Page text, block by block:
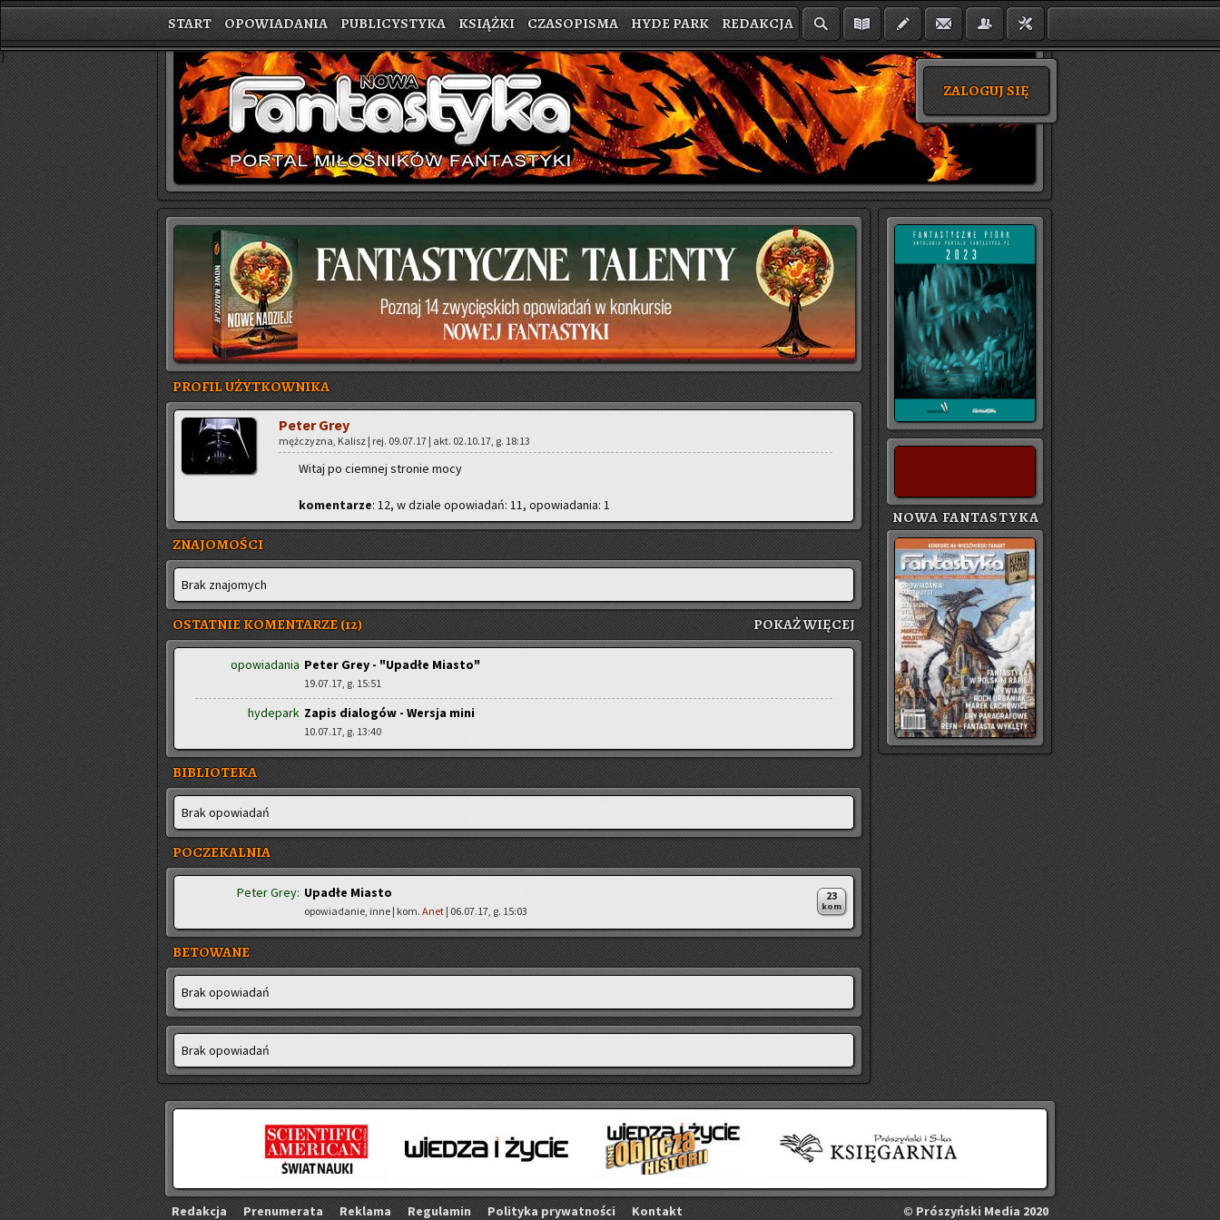
START OPOWIADANIA PUBLICYSTYKA KSIĄŻKI CZASOPISMA HYDE PARK REDAKCJA
ZALOGUJ SIĘ
}
PROFIL UŻYTKOWNIKA
Peter Grey
męż­czy­zna, Ka­lisz | rej. 09.07.17 | akt. 02.10.17, g. 18:13
Witaj po ciem­nej stro­nie mocy
ko­men­ta­rze: 12, w dzia­le opo­wia­dań: 11, opo­wia­da­nia: 1
ZNAJOMOŚCI
Brak zna­jo­mych
OSTATNIE KOMENTARZE (12) POKAŻ WIĘ­CEJ
opowiadania Peter Grey - "Upadłe Miasto"
19.07.17, g. 15:51
hydepark Zapis dialogów - Wersja mini
10.07.17, g. 13:40
BIBLIOTEKA
Brak opo­wia­dań
POCZEKALNIA
Peter Grey: Upadłe Miasto
opowiadanie, inne | kom. Anet | 06.07.17, g. 15:03
23
kom
BETOWANE
Brak opo­wia­dań
Brak opo­wia­dań
NOWA FANTASTYKA
Re­dak­cja Pre­nu­me­ra­ta Re­kla­ma Re­gu­la­min Po­li­ty­ka pry­wat­no­ści Kon­takt © Pró­szyń­ski Media 2020